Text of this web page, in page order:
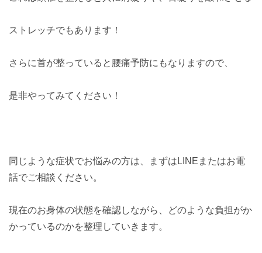
ストレッチでもあります！
さらに首が整っていると腰痛予防にもなりますので、
是非やってみてください！
同じような症状でお悩みの方は、まずはLINEまたはお電
話でご相談ください。
現在のお身体の状態を確認しながら、どのような負担がか
かっているのかを整理していきます。